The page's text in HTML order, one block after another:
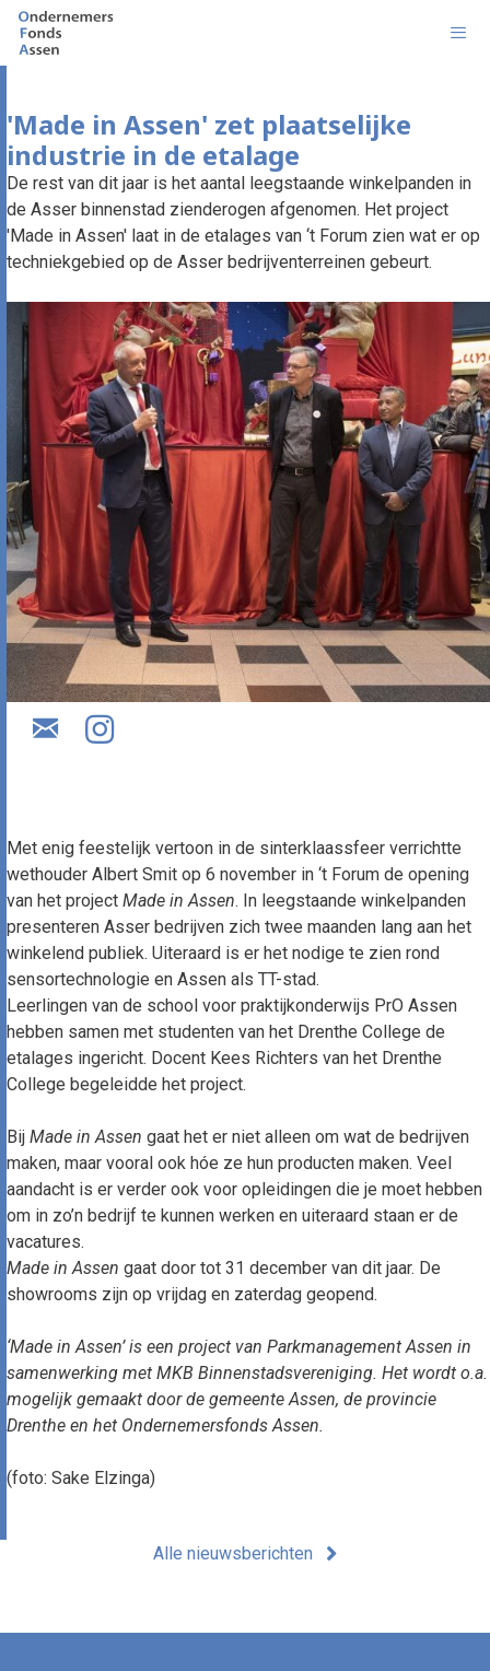
naar
de
'Made in Assen' zet plaatselijke
industrie in de etalage
De rest van dit jaar is het aantal leegstaande winkelpanden in
de Asser binnenstad zienderogen afgenomen. Het project
'Made in Assen' laat in de etalages van ‘t Forum zien wat er op
techniekgebied op de Asser bedrijventerreinen gebeurt.
Met enig feestelijk vertoon in de sinterklaassfeer verrichtte
wethouder Albert Smit op 6 november in ‘t Forum de opening
van het project Made in Assen. In leegstaande winkelpanden
presenteren Asser bedrijven zich twee maanden lang aan het
winkelend publiek. Uiteraard is er het nodige te zien rond
sensortechnologie en Assen als TT-stad.
Leerlingen van de school voor praktijkonderwijs PrO Assen
hebben samen met studenten van het Drenthe College de
etalages ingericht. Docent Kees Richters van het Drenthe
College begeleidde het project.
Bij Made in Assen gaat het er niet alleen om wat de bedrijven
maken, maar vooral ook hóe ze hun producten maken. Veel
aandacht is er verder ook voor opleidingen die je moet hebben
om in zo’n bedrijf te kunnen werken en uiteraard staan er de
vacatures.
Made in Assen gaat door tot 31 december van dit jaar. De
showrooms zijn op vrijdag en zaterdag geopend.
‘Made in Assen’ is een project van Parkmanagement Assen in
samenwerking met MKB Binnenstadsvereniging. Het wordt o.a.
mogelijk gemaakt door de gemeente Assen, de provincie
Drenthe en het Ondernemersfonds Assen.
(foto: Sake Elzinga)
Alle nieuwsberichten